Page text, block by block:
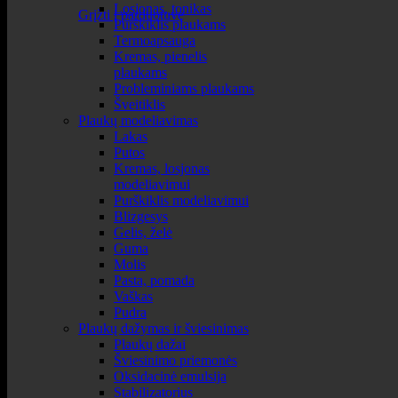
Grįžti į parduotuvę
Losjonas, tonikas
Purškiklis plaukams
Termoapsauga
Kremas, pienelis
plaukams
Probleminiams plaukams
Šveitiklis
Plaukų modeliavimas
Lakas
Putos
Kremas, losjonas
modeliavimui
Purškiklis modeliavimui
Blizgesys
Gelis, želė
Guma
Molis
Pasta, pomada
Vaškas
Pudra
Plaukų dažymas ir šviesinimas
Plaukų dažai
Šviesinimo priemonės
Oksidacinė emulsija
Stabilizatorius